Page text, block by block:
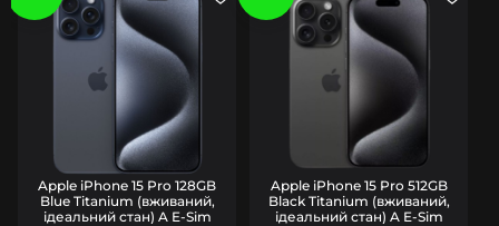
Apple iPhone 15 Pro 128GB
Blue Titanium (вживаний,
ідеальний стан) A E-Sim
Apple iPhone 15 Pro 512GB
Black Titanium (вживаний,
ідеальний стан) A E-Sim